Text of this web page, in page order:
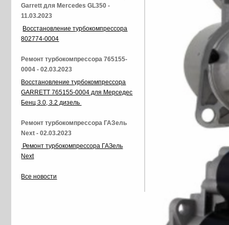
Garrett для Mercedes GL350 -
11.03.2023
Восстановление турбокомпрессора
802774-0004
Ремонт турбокомпрессора 765155-
0004 - 02.03.2023
Восстановление турбокомпрессора
GARRETT 765155-0004 для Мерседес
Бенц 3.0, 3.2 дизель
Ремонт турбокомпрессора ГАЗель
Next - 02.03.2023
Ремонт турбокомпрессора ГАЗель
Next
Все новости